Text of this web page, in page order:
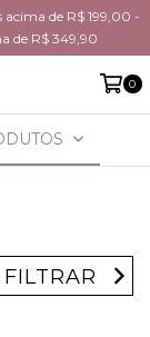
acima de R$ 199,00 -
de R$ 349,90
0
FILTRAR